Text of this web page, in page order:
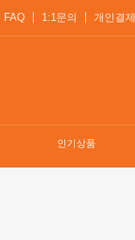
FAQ 1:1문의 개인결제
인기상품